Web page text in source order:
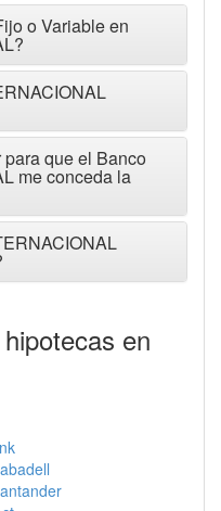
o Variable en
que el Banco
me conceda la
en